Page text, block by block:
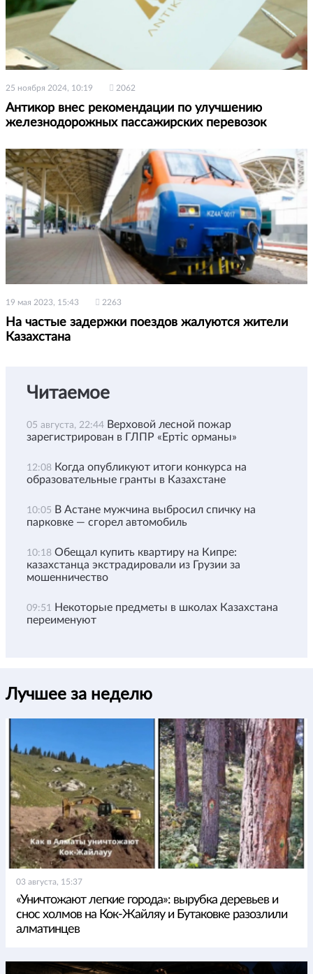
25 ноября 2024, 10:19 2062
Антикор внес рекомендации по улучшению
железнодорожных пассажирских перевозок
19 мая 2023, 15:43 2263
На частые задержки поездов жалуются жители
Казахстана
Читаемое
05 августа, 22:44 Верховой лесной пожар
зарегистрирован в ГЛПР «Ертіс орманы»
12:08 Когда опубликуют итоги конкурса на
образовательные гранты в Казахстане
10:05 В Астане мужчина выбросил спичку на
парковке — сгорел автомобиль
10:18 Обещал купить квартиру на Кипре:
казахстанца экстрадировали из Грузии за
мошенничество
09:51
Некоторые предметы в школах Казахстана
переименуют
Лучшее за неделю
03 августа, 15:37
«Уничтожают легкие города»: вырубка деревьев и
снос холмов на Кок-Жайляу и Бутаковке разозлили
алматинцев